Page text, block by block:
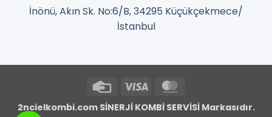
İnönü, Akın Sk. No:6/B, 34295 Küçükçekmece/
İstanbul
Credit
Visa
2ncielkombi.com SİNERJİ KOMBİ SERVİSİ Markasıdır.